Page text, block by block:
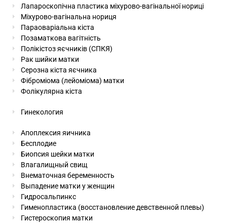
Лапароскопічна пластика міхурово-вагінальної нориці
Міхурово-вагінальна нориця
Параоваріальна кіста
Позаматкова вагітність
Полікістоз яєчників (СПКЯ)
Рак шийки матки
Серозна кіста яєчника
Фіброміома (лейоміома) матки
Фолікулярна кіста
Гинекология
Апоплексия яичника
Бесплодие
Биопсия шейки матки
Влагалищный свищ
Внематочная беременность
Выпадение матки у женщин
Гидросальпинкс
Гименопластика (восстановление девственной плевы)
Гистероскопия матки